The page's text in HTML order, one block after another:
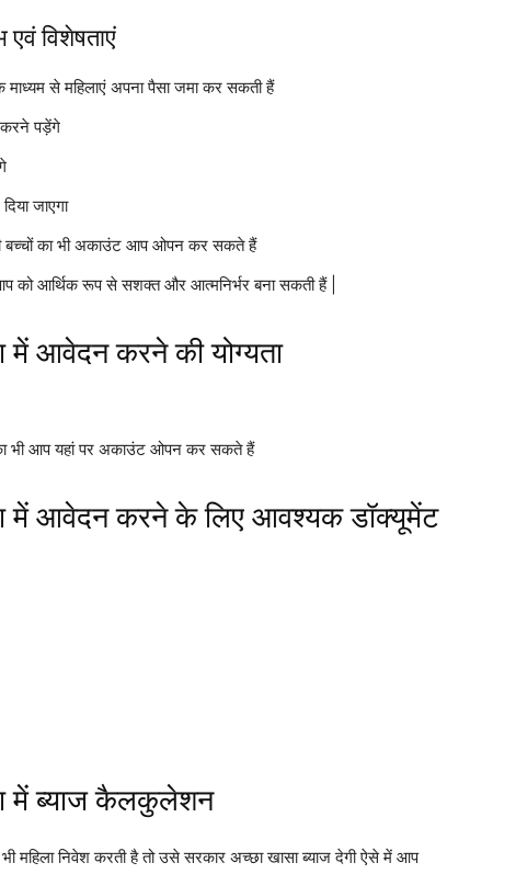
एवं विशेषताएं
से महिलाएं अपना पैसा जमा कर सकती हैं
करने पड़ेंगे
जाएगा
बच्चों का भी अकाउंट आप ओपन कर सकते हैं
आर्थिक रूप से सशक्त और आत्मनिर्भर बना सकती हैं |
में आवेदन करने की योग्यता
भी आप यहां पर अकाउंट ओपन कर सकते हैं
में आवेदन करने के लिए आवश्यक डॉक्यूमेंट
में ब्याज कैलकुलेशन
महिला निवेश करती है तो उसे सरकार अच्छा खासा ब्याज देगी ऐसे में आप